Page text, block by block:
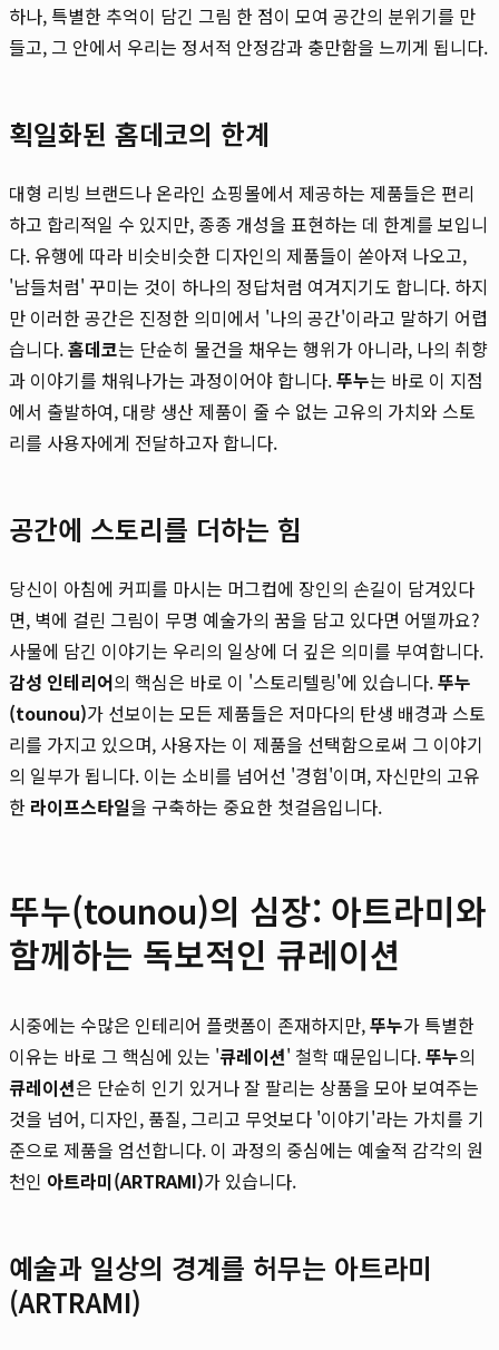
하나, 특별한 추억이 담긴 그림 한 점이 모여 공간의 분위기를 만
들고, 그 안에서 우리는 정서적 안정감과 충만함을 느끼게 됩니다.
획일화된 홈데코의 한계
대형 리빙 브랜드나 온라인 쇼핑몰에서 제공하는 제품들은 편리
하고 합리적일 수 있지만, 종종 개성을 표현하는 데 한계를 보입니
다. 유행에 따라 비슷비슷한 디자인의 제품들이 쏟아져 나오고,
'남들처럼' 꾸미는 것이 하나의 정답처럼 여겨지기도 합니다. 하지
만 이러한 공간은 진정한 의미에서 '나의 공간'이라고 말하기 어렵
습니다.홈데코는 단순히 물건을 채우는 행위가 아니라, 나의 취향
과 이야기를 채워나가는 과정이어야 합니다.뚜누는 바로 이 지점
에서 출발하여, 대량 생산 제품이 줄 수 없는 고유의 가치와 스토
리를 사용자에게 전달하고자 합니다.
공간에 스토리를 더하는 힘
당신이 아침에 커피를 마시는 머그컵에 장인의 손길이 담겨있다
면, 벽에 걸린 그림이 무명 예술가의 꿈을 담고 있다면 어떨까요?
사물에 담긴 이야기는 우리의 일상에 더 깊은 의미를 부여합니다.
감성 인테리어의 핵심은 바로 이 '스토리텔링'에 있습니다.뚜누
(tounou)가 선보이는 모든 제품들은 저마다의 탄생 배경과 스토
리를 가지고 있으며, 사용자는 이 제품을 선택함으로써 그 이야기
의 일부가 됩니다. 이는 소비를 넘어선 '경험'이며, 자신만의 고유
한 라이프스타일을 구축하는 중요한 첫걸음입니다.
뚜누(tounou)의 심장: 아트라미와
함께하는 독보적인 큐레이션
시중에는 수많은 인테리어 플랫폼이 존재하지만,뚜누가 특별한
이유는 바로 그 핵심에 있는 '큐레이션' 철학 때문입니다.뚜누의
큐레이션은 단순히 인기 있거나 잘 팔리는 상품을 모아 보여주는
것을 넘어, 디자인, 품질, 그리고 무엇보다 '이야기'라는 가치를 기
준으로 제품을 엄선합니다. 이 과정의 중심에는 예술적 감각의 원
천인 아트라미(ARTRAMI)가 있습니다.
예술과 일상의 경계를 허무는 아트라미
(ARTRAMI)